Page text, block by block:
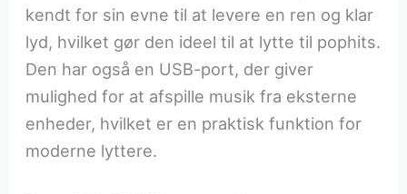
kendt for sin evne til at levere en ren og klar
lyd, hvilket gør den ideel til at lytte til pophits.
Den har også en USB-port, der giver
mulighed for at afspille musik fra eksterne
enheder, hvilket er en praktisk funktion for
moderne lyttere.